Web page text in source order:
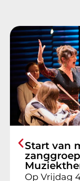
Start van
Op Vrijdag